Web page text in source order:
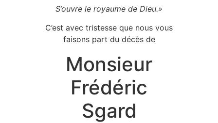
S’ouvre le royaume de Dieu.»
C’est avec tristesse que nous vous
faisons part du décès de
Monsieur
Frédéric
Sgard